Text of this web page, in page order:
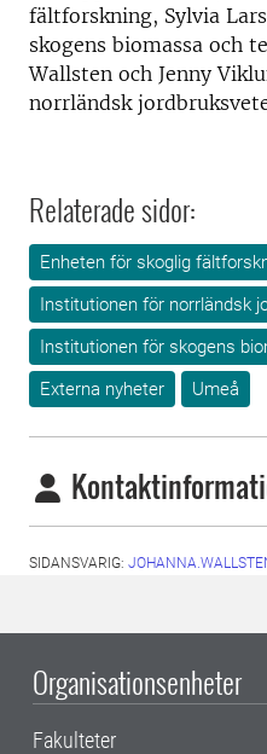
fältforskning, Sylvia
skogens biomassa och
Wallsten och Jenny
norrländsk
Relaterade sidor:
Enheten för skoglig
Institutionen för norrländsk
Institutionen för skogens
Externa nyheter
Umeå
SIDANSVARIG:
Organisationsenheter
Fakulteter